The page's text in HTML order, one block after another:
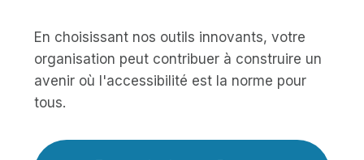
En choisissant nos outils innovants, votre
organisation peut contribuer à construire un
avenir où l'accessibilité est la norme pour
tous.